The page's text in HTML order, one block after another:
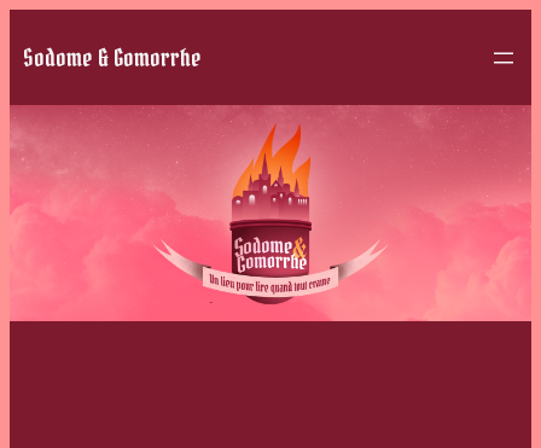
Sodome & Gomorrhe